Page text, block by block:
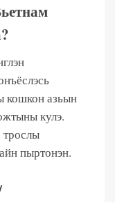
азьын
кулэ.
трослы
пыртонэн.